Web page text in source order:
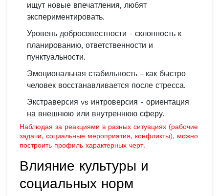
ищут новые впечатления, любят
экспериментировать.
Уровень добросовестности - склонность к
планированию, ответственности и
пунктуальности.
Эмоциональная стабильность - как быстро
человек восстанавливается после стресса.
Экстраверсия vs интроверсия - ориентация
на внешнюю или внутреннюю сферу.
Наблюдая за реакциями в разных ситуациях (рабочие
задачи, социальные мероприятия, конфликты), можно
построить профиль характерных черт.
Влияние культуры и
социальных норм